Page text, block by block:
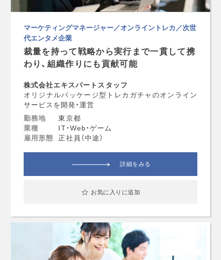
マーケティングマネージャー／オンライントレカ／次世
代エンタメ企業
裁量を持って戦略から実行まで一貫して携
わり、組織作りにも貢献可能
株式会社エキスパートスタッフ
オリジナルパッケージ型トレカガチャのオンライン
サービスを開発・運営
勤務地
東京都
業種
IT・Web・ゲーム
雇用形態 正社員（中途）
詳細をみる
お気に入りに追加